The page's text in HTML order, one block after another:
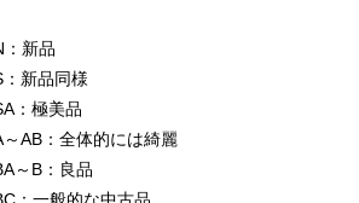
：新品
：新品同様
：極美品
～AB：全体的には綺麗
～B：良品